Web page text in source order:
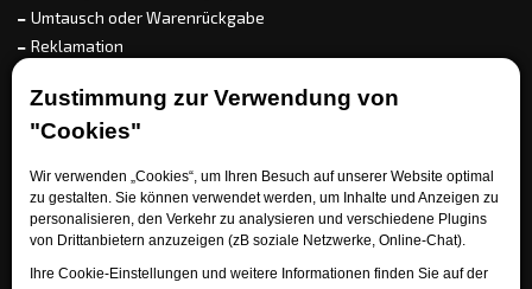
Zustimmung zur Verwendung von
"Cookies"
Wir verwenden „Cookies“, um Ihren Besuch auf unserer Website optimal
zu gestalten. Sie können verwendet werden, um Inhalte und Anzeigen zu
personalisieren, den Verkehr zu analysieren und verschiedene Plugins
von Drittanbietern anzuzeigen (zB soziale Netzwerke, Online-Chat).
Ihre Cookie-Einstellungen und weitere Informationen finden Sie auf der
Umtausch oder Warenrückgabe
Reklamation
Referenz
EET
Brauchen Sie Rat?